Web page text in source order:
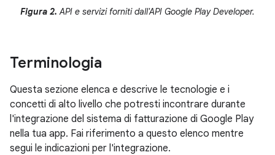
Figura 2. API e servizi forniti dall'API Google Play Developer.
Terminologia
Questa sezione elenca e descrive le tecnologie e i
concetti di alto livello che potresti incontrare durante
l'integrazione del sistema di fatturazione di Google Play
nella tua app. Fai riferimento a questo elenco mentre
segui le indicazioni per l'integrazione.